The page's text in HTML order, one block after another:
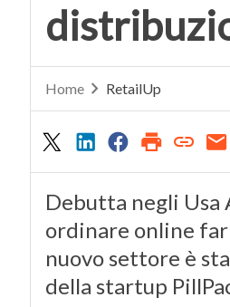
Home RetailUp
Debutta negli Usa
ordinare online
nuovo settore è
della startup